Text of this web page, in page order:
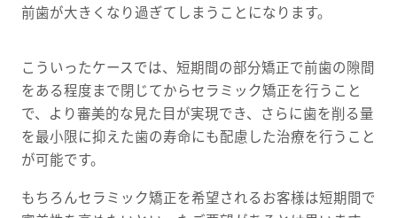
前歯が大きくなり過ぎてしまうことになります。
こういったケースでは、短期間の部分矯正で前歯の隙間
をある程度まで閉じてからセラミック矯正を行うこと
で、より審美的な見た目が実現でき、さらに歯を削る量
を最小限に抑えた歯の寿命にも配慮した治療を行うこと
が可能です。
もちろんセラミック矯正を希望されるお客様は短期間で